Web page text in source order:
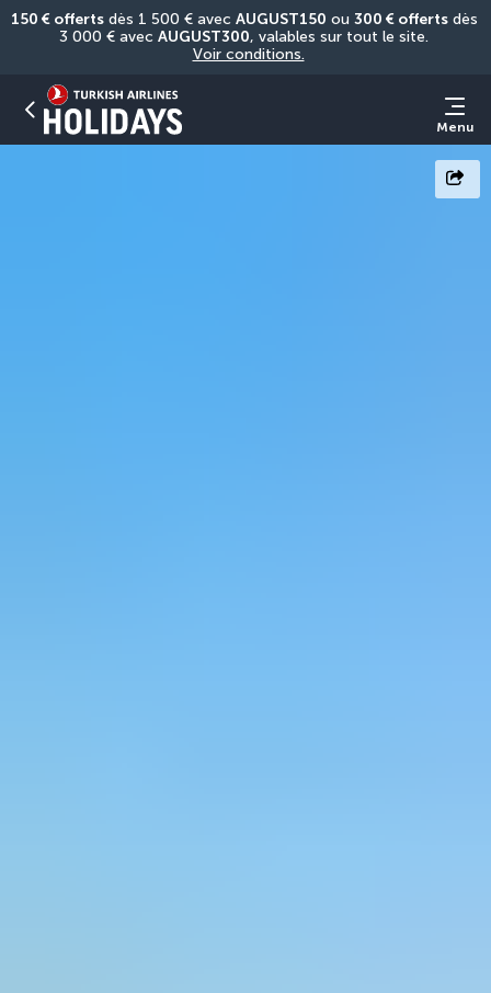
150 € offerts dès 1 500 € avec AUGUST150 ou 300 € offerts dès
3 000 € avec AUGUST300
Voir conditions.
Menu